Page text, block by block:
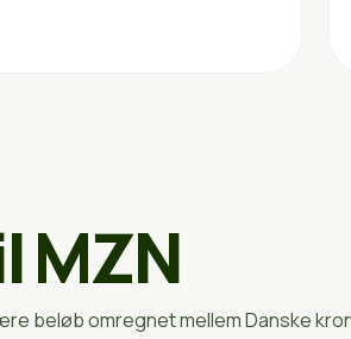
MZN
beløb omregnet mellem Danske